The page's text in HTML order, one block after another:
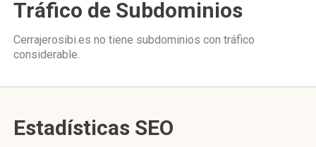
Tráfico de Subdominios
Cerrajerosibi.es no tiene subdominios con tráfico
considerable.
Estadísticas SEO